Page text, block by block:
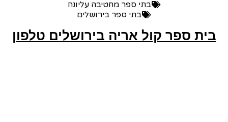
בתי ספר מחטיבה עליונה
בתי ספר בירושלים
בית ספר קול אריה בירושלים טלפון